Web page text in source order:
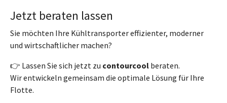
Jetzt beraten lassen
Sie möchten Ihre Kühltransporter effizienter, moderner
und wirtschaftlicher machen?
👉 Lassen Sie sich jetzt zu contourcool beraten.
Wir entwickeln gemeinsam die optimale Lösung für Ihre
Flotte.